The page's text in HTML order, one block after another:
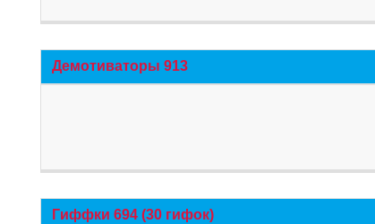
Демотиваторы 913
Гиффки 694 (30 гифок)